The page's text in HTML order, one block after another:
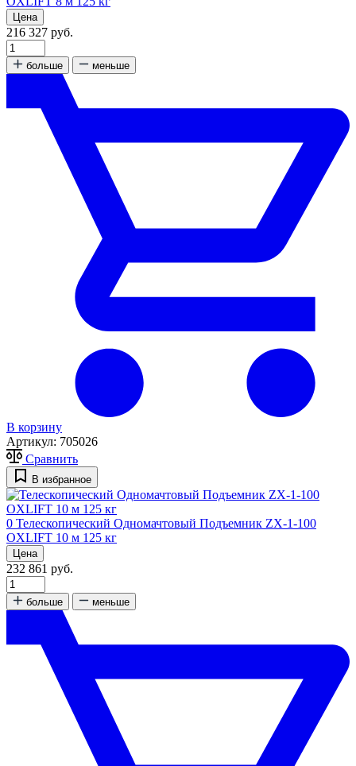
Цена
216 327 руб.
больше меньше
В корзину
Артикул: 705026
Сравнить
В избранное
0 Телескопический Одномачтовый Подъемник ZX-1-100
OXLIFT 10 м 125 кг
Цена
232 861 руб.
больше меньше